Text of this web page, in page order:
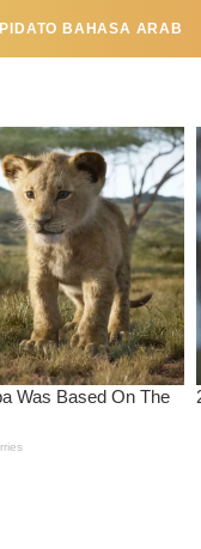
PIDATO BAHASA ARAB